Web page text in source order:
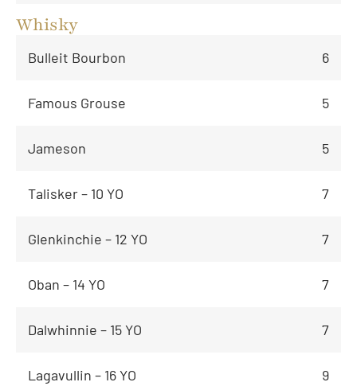
Whisky
Bulleit Bourbon 6
Famous Grouse 5
Jameson 5
Talisker – 10 YO 7
Glenkinchie – 12 YO 7
Oban – 14 YO 7
Dalwhinnie – 15 YO 7
Lagavullin – 16 YO 9